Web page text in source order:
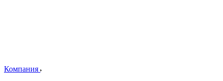
Компания